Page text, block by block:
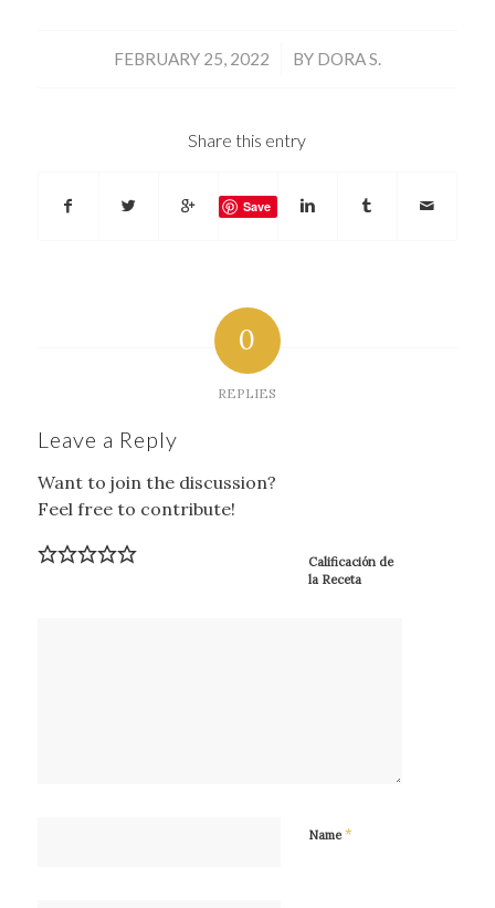
FEBRUARY 25, 2022
/ BY DORA S.
Share this entry
Save
0
REPLIES
Leave a Reply
Want to join the discussion?
Feel free to contribute!
Calificación de
la Receta
Name*